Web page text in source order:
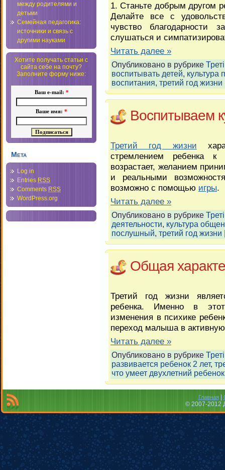
между родителями и
детьми
Семейная педагогика:
источники и связь с
другими науками
Хотите получать статьи с
сайта себе на почту?
Заполните форму ниже:
Ваш e-mail: *
Ваше имя: *
Мета
Log in
Entries RSS
Comments RSS
WordPress.org
1. Станьте добрым другом
Делайте все с
чувство
слушаться и
Читать далее »
Опубликовано в рубрике
воспитывать детей, культура
воспитания, третий год жизни
Воспитываем
Третий год жизни
стремлением ребенка к
возрастает, желанием
и реальными
возможно с помощью игры.
Читать далее »
Опубликовано в рубрике
деятельности, культура
послушный, третий год жизни
Общая
Третий год жизни
ребенка. Именно в этот
изменения в психике
переход малыша в
Читать далее »
Опубликовано в рубрике
развивается ребенок 2 лет,
что умеет двухлетний ребенок
Главная|
© 2007-2012